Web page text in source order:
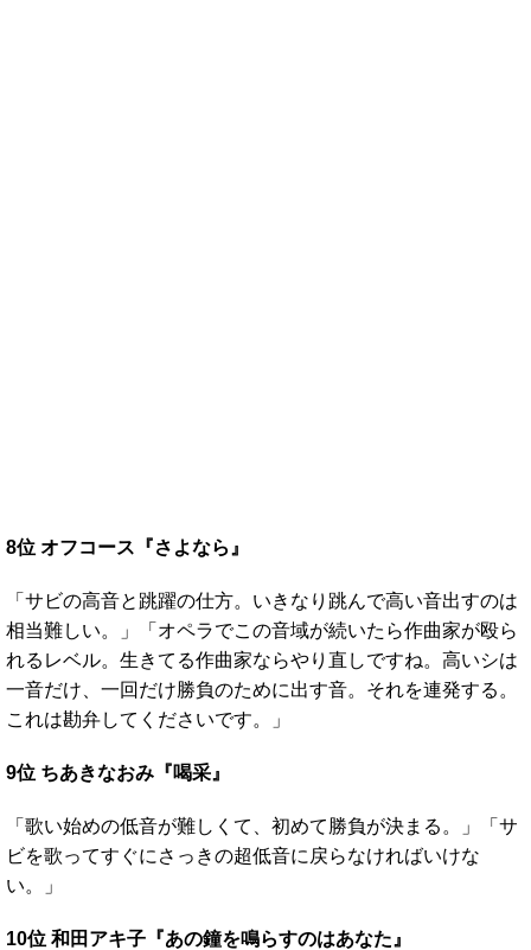
8位 オフコース『さよなら』
「サビの高音と跳躍の仕方。いきなり跳んで高い音出すのは
相当難しい。」「オペラでこの音域が続いたら作曲家が殴ら
れるレベル。生きてる作曲家ならやり直しですね。高いシは
一音だけ、一回だけ勝負のために出す音。それを連発する。
これは勘弁してくださいです。」
9位 ちあきなおみ『喝采』
「歌い始めの低音が難しくて、初めて勝負が決まる。」「サ
ビを歌ってすぐにさっきの超低音に戻らなければいけな
い。」
10位 和田アキ子『あの鐘を鳴らすのはあなた』